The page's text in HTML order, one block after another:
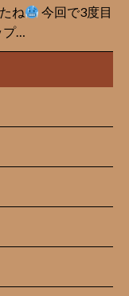
ね
今回で3度目
プ…